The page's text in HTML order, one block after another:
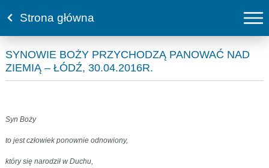
Strona główna
SYNOWIE BOŻY PRZYCHODZĄ PANOWAĆ NAD
ZIEMIĄ – ŁÓDŹ, 30.04.2016R.
Syn Boży
to jest człowiek ponownie odnowiony,
który się narodził w Duchu,